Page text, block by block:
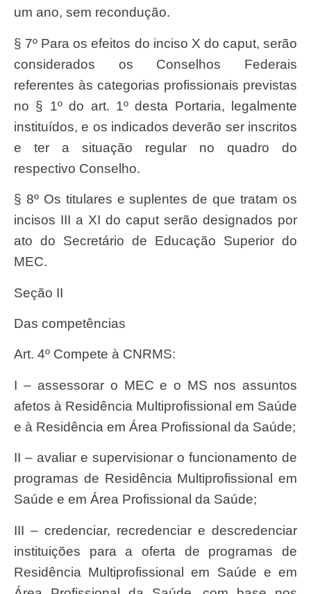
um ano, sem recondução.
§ 7º Para os efeitos do inciso X do caput, serão
considerados os Conselhos Federais
referentes às categorias profissionais previstas
no § 1º do art. 1º desta Portaria, legalmente
instituídos, e os indicados deverão ser inscritos
e ter a situação regular no quadro do
respectivo Conselho.
§ 8º Os titulares e suplentes de que tratam os
incisos III a XI do caput serão designados por
ato do Secretário de Educação Superior do
MEC.
Seção II
Das competências
Art. 4º Compete à CNRMS:
I – assessorar o MEC e o MS nos assuntos
afetos à Residência Multiprofissional em Saúde
e à Residência em Área Profissional da Saúde;
II – avaliar e supervisionar o funcionamento de
programas de Residência Multiprofissional em
Saúde e em Área Profissional da Saúde;
III – credenciar, recredenciar e descredenciar
instituições para a oferta de programas de
Residência Multiprofissional em Saúde e em